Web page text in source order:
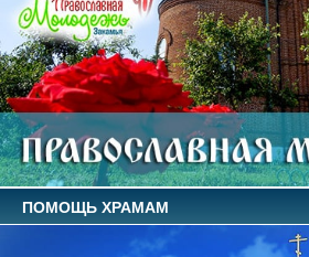
ПОМОЩЬ ХРАМАМ